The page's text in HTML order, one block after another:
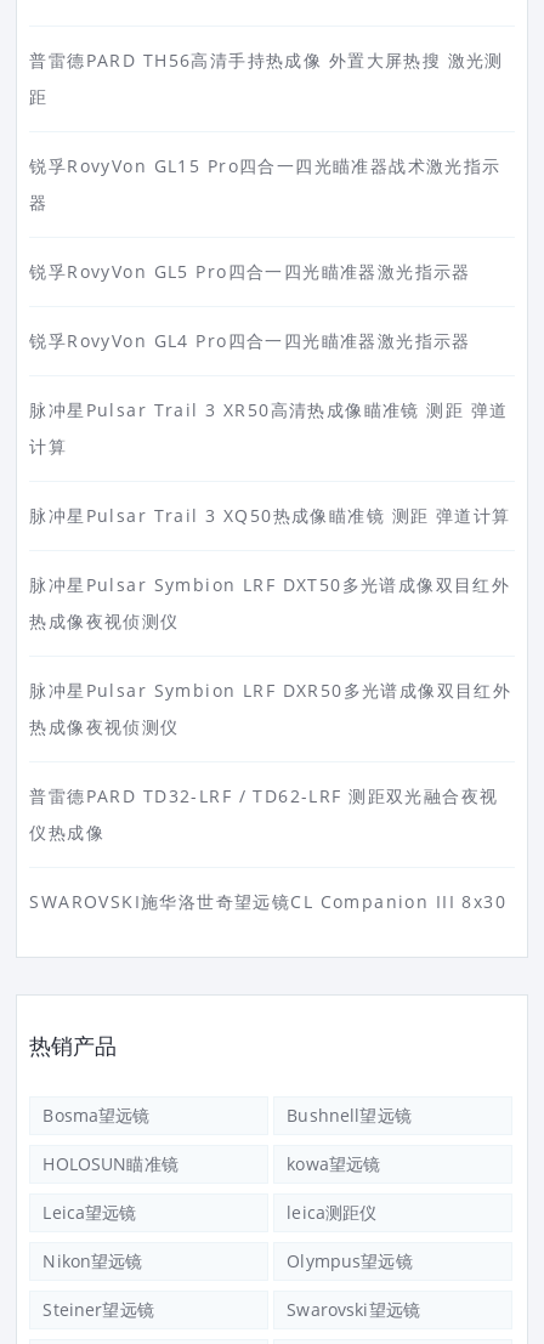
普雷德PARD TH56高清手持热成像 外置大屏热搜 激光测
距
锐孚RovyVon GL15 Pro四合一四光瞄准器战术激光指示
器
锐孚RovyVon GL5 Pro四合一四光瞄准器激光指示器
锐孚RovyVon GL4 Pro四合一四光瞄准器激光指示器
脉冲星Pulsar Trail 3 XR50高清热成像瞄准镜 测距 弹道
计算
脉冲星Pulsar Trail 3 XQ50热成像瞄准镜 测距 弹道计算
脉冲星Pulsar Symbion LRF DXT50多光谱成像双目红外
热成像夜视侦测仪
脉冲星Pulsar Symbion LRF DXR50多光谱成像双目红外
热成像夜视侦测仪
普雷德PARD TD32-LRF / TD62-LRF 测距双光融合夜视
仪热成像
SWAROVSKI施华洛世奇望远镜CL Companion III 8x30
热销产品
Bosma望远镜 Bushnell望远镜
HOLOSUN瞄准镜 kowa望远镜
Leica望远镜 leica测距仪
Nikon望远镜 Olympus望远镜
Steiner望远镜 Swarovski望远镜